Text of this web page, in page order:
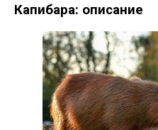
Капибара: описание